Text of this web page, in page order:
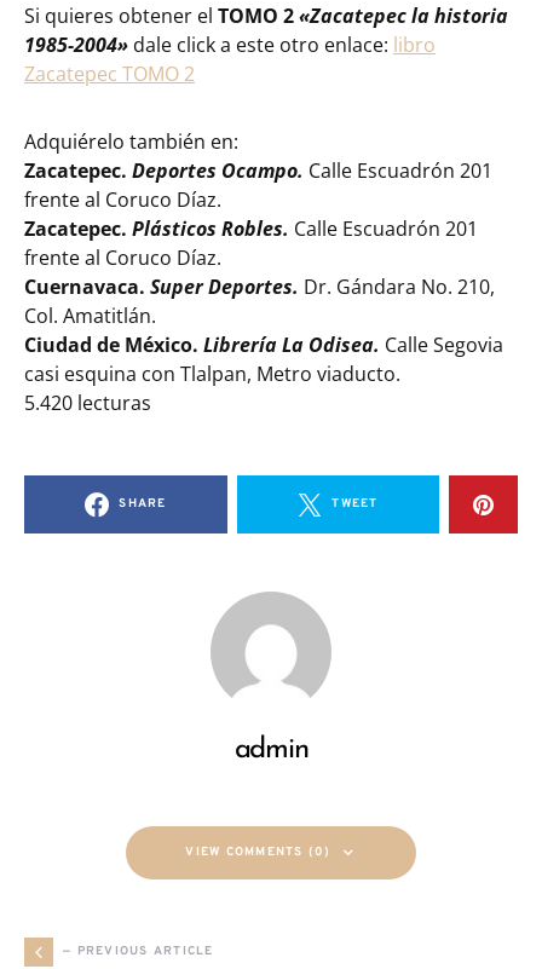
Si quieres obtener el TOMO 2«Zacatepec la historia
1985-2004» dale click a este otro enlace: libro
Zacatepec TOMO 2
Adquiérelo también en:
Zacatepec. Deportes Ocampo. Calle Escuadrón 201
frente al Coruco Díaz.
Zacatepec. Plásticos Robles. Calle Escuadrón 201
frente al Coruco Díaz.
Cuernavaca. Super Deportes. Dr. Gándara No. 210,
Col. Amatitlán.
Ciudad de México. Librería La Odisea. Calle Segovia
casi esquina con Tlalpan, Metro viaducto.
5.420 lecturas
SHARE TWEET
admin
VIEW COMMENTS (0)
— PREVIOUS ARTICLE